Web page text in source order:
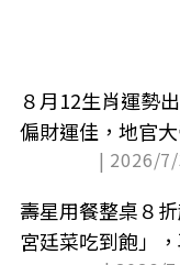
８月12生肖運勢
偏財運佳，地官
| 2026/
壽星用餐整桌８
宮廷菜吃到飽」